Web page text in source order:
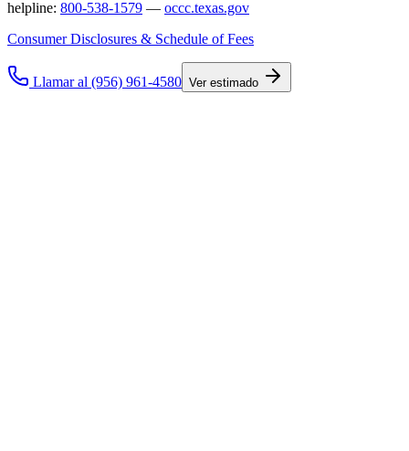
helpline: 800-538-1579 — occc.texas.gov
Consumer Disclosures & Schedule of Fees
Llamar al (956) 961-4580 Ver estimado